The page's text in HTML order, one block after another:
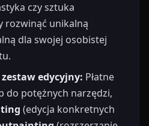
czy sztuka
rozwinąć unikalną
dla swojej osobistej
edycyjny: Płatne
do potężnych narzędzi,
(edycja konkretnych